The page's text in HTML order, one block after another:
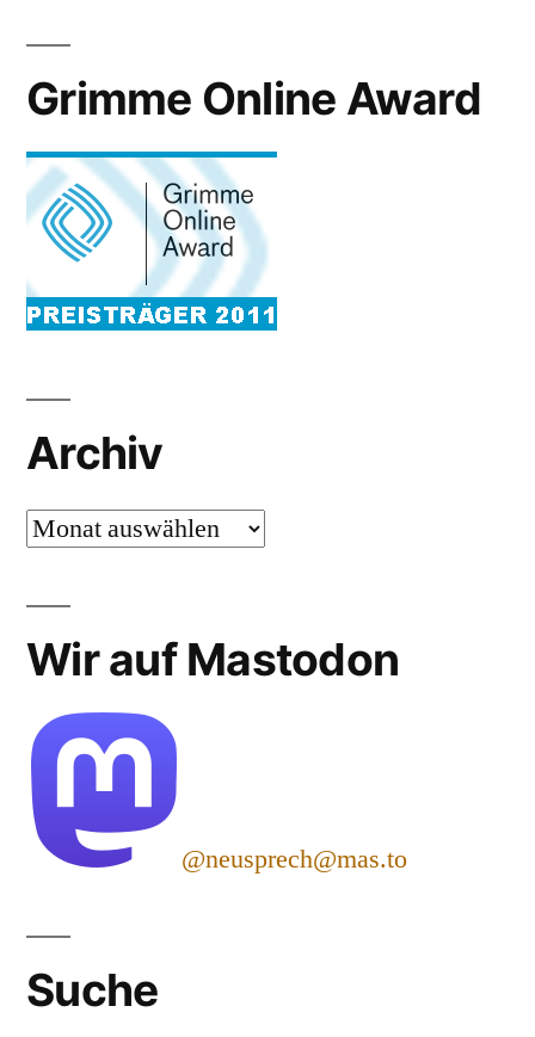
Grimme Online Award
Archiv
Archiv
Wir auf Mastodon
@neusprech@mas.to
Suche